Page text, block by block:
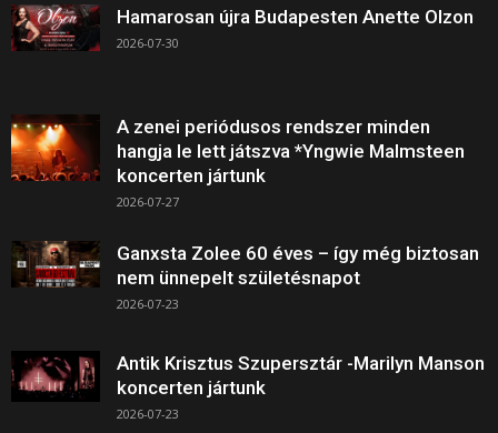
Hamarosan újra Budapesten Anette Olzon
2026-07-30
A zenei periódusos rendszer minden
hangja le lett játszva *Yngwie Malmsteen
koncerten jártunk
2026-07-27
Ganxsta Zolee 60 éves – így még biztosan
nem ünnepelt születésnapot
2026-07-23
Antik Krisztus Szupersztár -Marilyn Manson
koncerten jártunk
2026-07-23